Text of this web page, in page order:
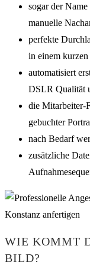
sogar der
manuelle
perfekte
in einem
automatisiert
DSLR Qualität
die Mitarbeiter-
gebuchter
nach Bedarf
zusätzliche
WIE KOMMT
BILD?